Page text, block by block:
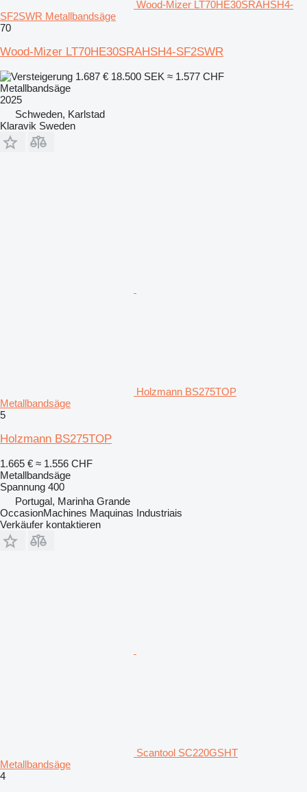
Wood-Mizer LT70HE30SRAHSH4-
SF2SWR Metallbandsäge
70
Wood-Mizer LT70HE30SRAHSH4-SF2SWR
1.687 € 18.500 SEK ≈ 1.577 CHF
Metallbandsäge
2025
Schweden, Karlstad
Klaravik Sweden
Holzmann BS275TOP
Metallbandsäge
5
Holzmann BS275TOP
1.665 € ≈ 1.556 CHF
Metallbandsäge
Spannung 400
Portugal, Marinha Grande
OccasionMachines Maquinas Industriais
Verkäufer kontaktieren
Scantool SC220GSHT
Metallbandsäge
4